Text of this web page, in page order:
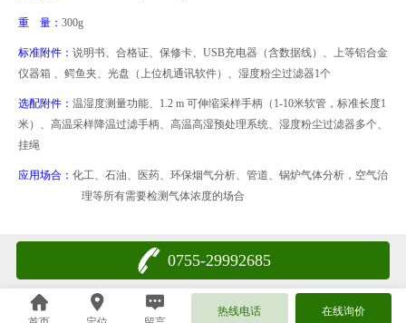
重 量： 300g
标准附件： 说明书、合格证、保修卡、 USB充电器（含数据线）、上等铝合金
仪器箱 、鳄鱼夹、 光盘（上位机通讯软件）、湿度粉尘过滤器1个
选配附件： 温湿度测量功能、 1.2 m 可伸缩采样手柄（ 1-10米软管，标准长度1
米）、 高温采样降温过滤手柄、高温高湿预处理系统、湿度粉尘过滤器多个、
挂绳
应用场合： 化工、石油、医药、环保烟气分析、管道、锅炉气体分析，空气治
理等所有需要检测气体浓度的场合
0755-29992685
热线电话 在线询价